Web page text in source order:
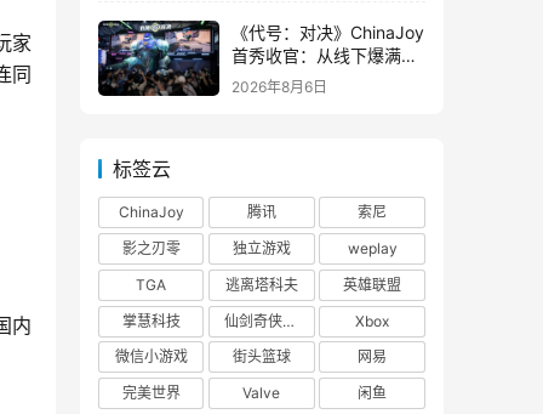
家
同
内
《代号：对决》ChinaJoy
首秀收官：从线下爆满看
见玩家的真实期待
2026年8月6日
标签云
ChinaJoy 腾讯
索尼
影之刃零
独立游戏
weplay
TGA
逃离塔科夫
英雄联盟
掌慧科技
仙剑奇侠传四
Xbox
微信小游戏
街头篮球
网易
完美世界
Valve
闲鱼